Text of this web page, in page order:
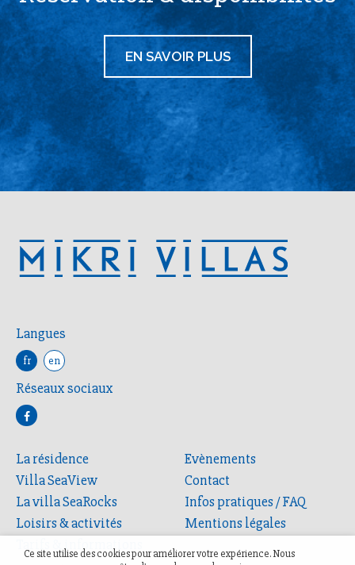
EN SAVOIR PLUS
Langues
fr en
Réseaux sociaux
La résidence
Villa SeaView
La villa SeaRocks
Loisirs & activités
Tarifs & informations
Evènements
Contact
Infos pratiques / FAQ
Mentions légales
Ce site utilise des cookies pour améliorer votre expérience. Nous